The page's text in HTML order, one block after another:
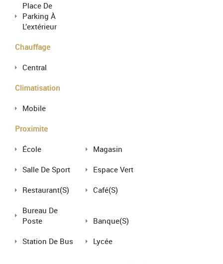
Place De
Parking À
L’extérieur
Chauffage
Central
Climatisation
Mobile
Proximite
École Magasin
Salle De Sport Espace Vert
Restaurant(s) Café(s)
Bureau De
Poste
Banque(s)
Station De Bus Lycée